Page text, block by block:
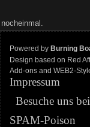
Powered by Burning
Design based on Red
Add-ons and WEB2-
Impressum
Besuche uns
SPAM-Poison